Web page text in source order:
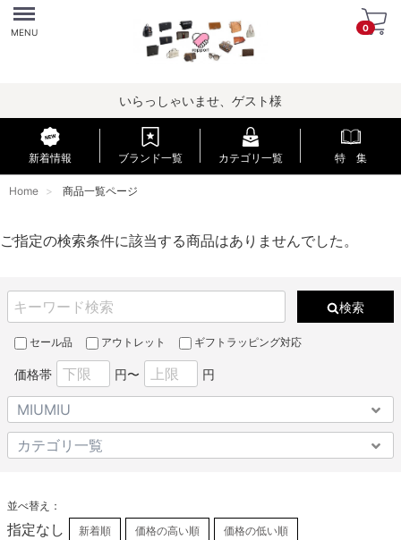
Menu
MENU 0
いらっしゃいませ、ゲスト様
新着情報 ブランド一覧 カテゴリ一覧 特 集
Home 商品一覧ページ
ご指定の検索条件に該当する商品はありませんでした。
検索
セール品 アウトレット ギフトラッピング対応
価格帯 円〜 円
並べ替え：
指定なし 新着順 価格の高い順 価格の低い順